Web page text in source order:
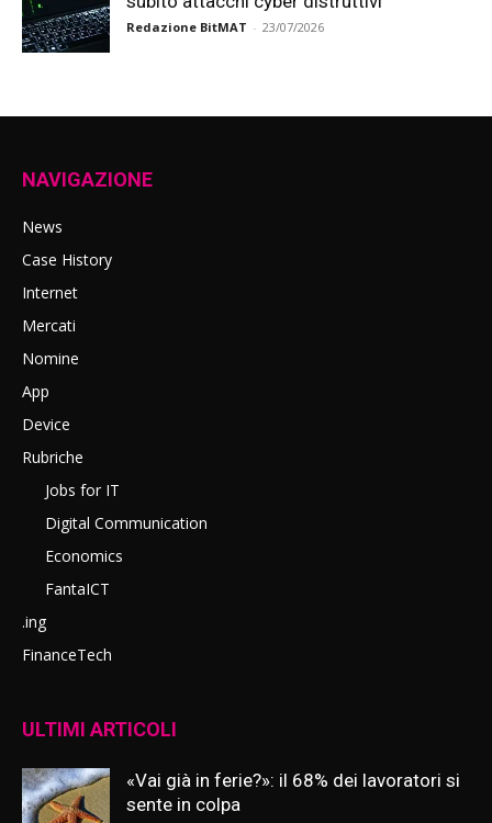
Redazione BitMAT - 23/07/2026
NAVIGAZIONE
News
Case History
Internet
Mercati
Nomine
App
Device
Rubriche
Jobs for IT
Digital Communication
Economics
FantaICT
.ing
FinanceTech
ULTIMI ARTICOLI
«Vai già in ferie?»: il 68% dei lavoratori si
sente in colpa